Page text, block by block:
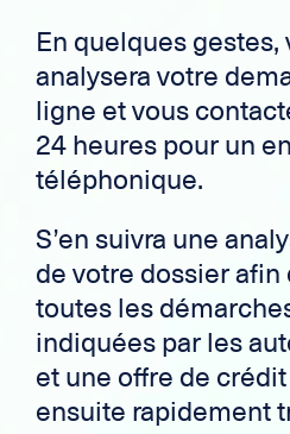
En quelques
analysera votre
ligne et vous
24 heures pour un
téléphonique.
S’en suivra une
de votre dossier
toutes les
indiquées par les
et une offre de
ensuite rapidement